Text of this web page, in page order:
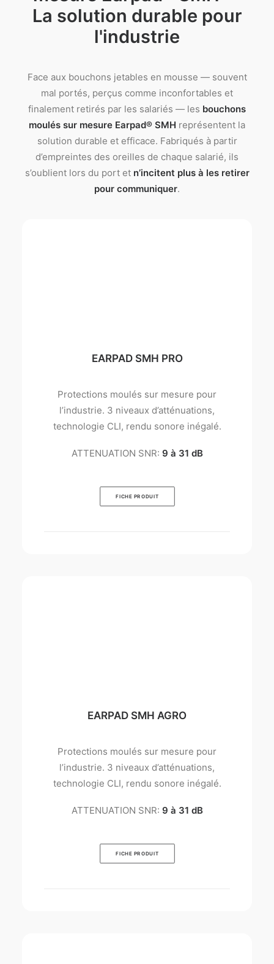
La solution durable pour
l'industrie
Face aux bouchons jetables en mousse — souvent
mal portés, perçus comme inconfortables et
finalement retirés par les salariés — les bouchons
moulés sur mesure Earpad® SMH représentent la
solution durable et efficace. Fabriqués à partir
d’empreintes des oreilles de chaque salarié, ils
s’oublient lors du port et n’incitent plus à les retirer
pour communiquer.
EARPAD SMH PRO
Protections moulés sur mesure pour
l’industrie. 3 niveaux d’atténuations,
technologie CLI, rendu sonore inégalé.
ATTENUATION SNR: 9 à 31 dB
FICHE PRODUIT
EARPAD SMH AGRO
Protections moulés sur mesure pour
l’industrie. 3 niveaux d’atténuations,
technologie CLI, rendu sonore inégalé.
ATTENUATION SNR: 9 à 31 dB
FICHE PRODUIT